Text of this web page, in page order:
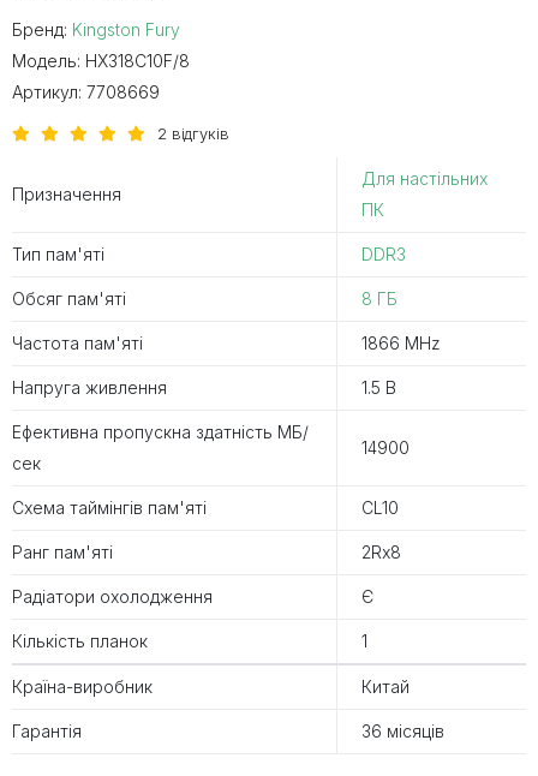
Бренд: Kingston Fury
Модель: HX318C10F/8
Артикул: 7708669
2 відгуків
Призначення
Для настільних
ПК
Тип пам'яті DDR3
Обсяг пам'яті 8 ГБ
Частота пам'яті 1866 MHz
Напруга живлення 1.5 В
Ефективна пропускна здатність MБ/
сек
14900
Схема таймінгів пам'яті CL10
Ранг пам'яті 2Rx8
Радіатори охолодження Є
Кількість планок 1
Країна-виробник Китай
Гарантія 36 місяців